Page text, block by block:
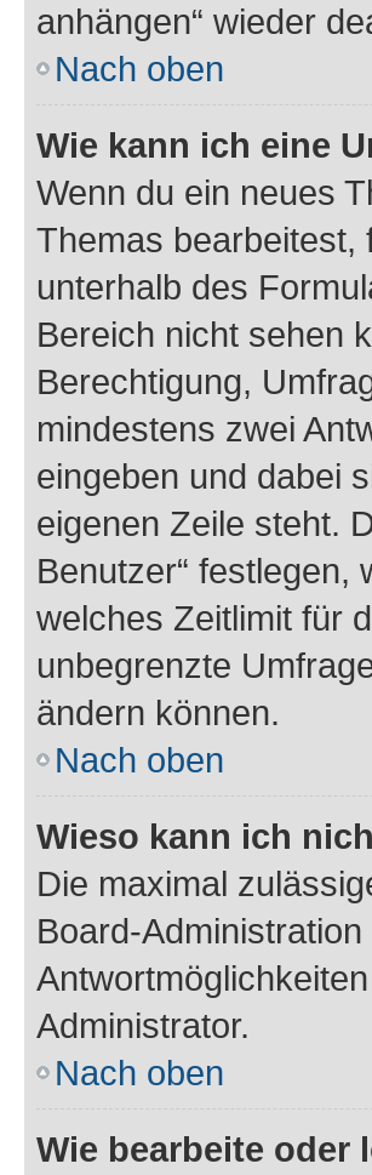
anhängen“ wieder
Nach oben
Wie kann ich eine
Wenn du ein neues
Themas bearbeitest,
unterhalb des
Bereich nicht sehen
Berechtigung,
mindestens zwei
eingeben und dabei
eigenen Zeile steht.
Benutzer“ festlegen,
welches Zeitlimit für
unbegrenzte
ändern können.
Nach oben
Wieso kann ich
Die maximal
Board-
Administrator.
Nach oben
Wie bearbeite oder